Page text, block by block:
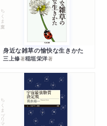
ちくま文庫
身近な雑草の愉快な生きかた
三上修著稲垣栄洋著
ちくまプリマー新書